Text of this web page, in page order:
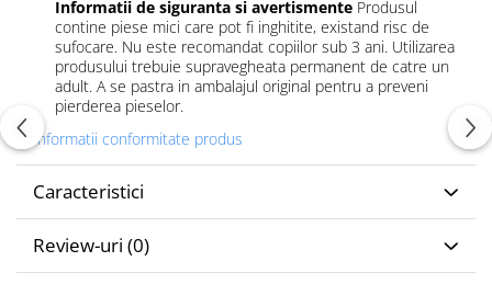
Informatii de siguranta si avertismente Produsul
contine piese mici care pot fi inghitite, existand risc de
sufocare. Nu este recomandat copiilor sub 3 ani. Utilizarea
produsului trebuie supravegheata permanent de catre un
adult. A se pastra in ambalajul original pentru a preveni
pierderea pieselor.
Informatii conformitate produs
Caracteristici
Review-uri (0)